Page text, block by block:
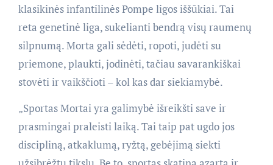
klasikinės infantilinės Pompe ligos iššūkiai. Tai
reta genetinė liga, sukelianti bendrą visų raumenų
silpnumą. Morta gali sėdėti, ropoti, judėti su
priemone, plaukti, jodinėti, tačiau savarankiškai
stovėti ir vaikščioti – kol kas dar siekiamybė.
„Sportas Mortai yra galimybė išreikšti save ir
prasmingai praleisti laiką. Tai taip pat ugdo jos
discipliną, atkaklumą, ryžtą, gebėjimą siekti